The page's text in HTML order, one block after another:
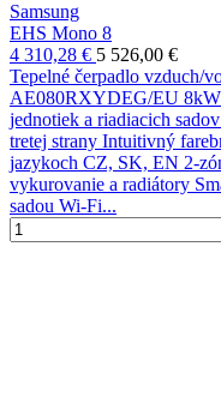
Samsung
EHS Mono 8
4 310,28 € 5 526,00 €
Tepelné čerpadlo vzduch/
AE080RXYDEG/EU 8kW
jednotiek a riadiacich
tretej strany Intuitivný
jazykoch CZ, SK, EN 2-
vykurovanie a radiátory
sadou Wi-Fi...